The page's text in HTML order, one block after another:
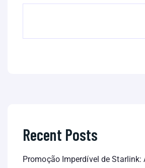
Recent Posts
Promoção Imperdível de Starlink: